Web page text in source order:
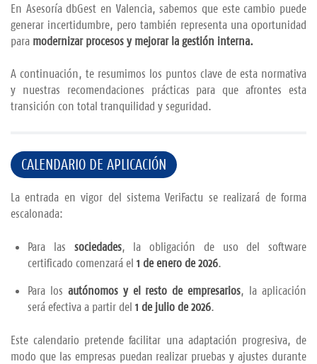
En Asesoría dbGest en Valencia, sabemos que este cambio puede
generar incertidumbre, pero también representa una oportunidad
para modernizar procesos y mejorar la gestión interna.
A continuación, te resumimos los puntos clave de esta normativa
y nuestras recomendaciones prácticas para que afrontes esta
transición con total tranquilidad y seguridad.
CALENDARIO DE APLICACIÓN
La entrada en vigor del sistema VeriFactu se realizará de forma
escalonada:
Para las sociedades, la obligación de uso del software
certificado comenzará el 1 de enero de 2026.
Para los autónomos y el resto de empresarios, la aplicación
será efectiva a partir del 1 de julio de 2026.
Este calendario pretende facilitar una adaptación progresiva, de
modo que las empresas puedan realizar pruebas y ajustes durante